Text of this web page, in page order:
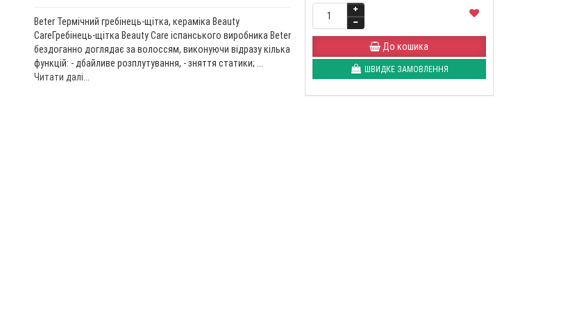
Beter Термічний гребінець-щітка, кераміка Beauty
CareГребінець-щітка Beauty Care іспанського виробника Beter
бездоганно доглядає за волоссям, виконуючи відразу кілька
функцій: - дбайливе розплутування, - зняття статики; ...
Читати далі...
До кошика
ШВИДКЕ ЗАМОВЛЕННЯ